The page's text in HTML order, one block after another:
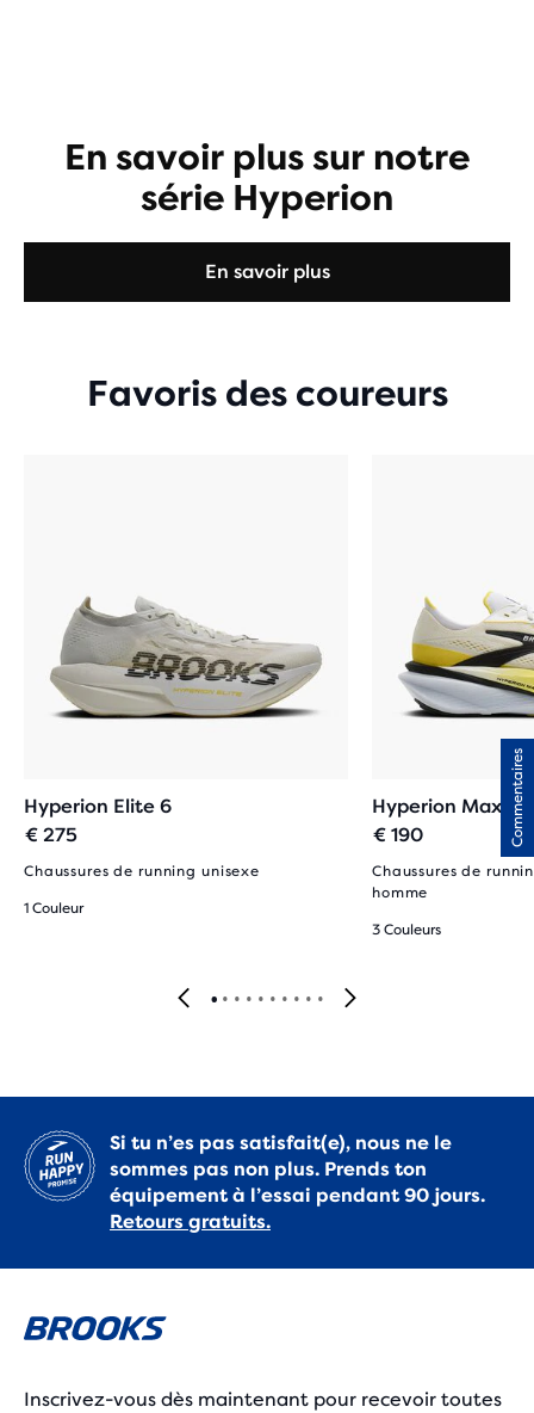
En savoir plus sur notre
série Hyperion
En savoir plus
Favoris des coureurs
Hyperion Elite 6
€ 275
Chaussures de running unisexe
1 Couleur
Hyperion Max 4
€ 190
Chaussures de
homme
3 Couleurs
Si tu n’es pas satisfait(e), nous ne le
sommes pas non plus. Prends ton
équipement à l’essai pendant 90 jours.
Retours gratuits.
Inscrivez-vous dès maintenant pour recevoir toutes
Commentaires